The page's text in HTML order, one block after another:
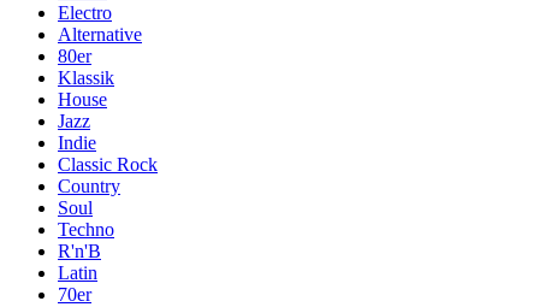
Electro
Alternative
80er
Klassik
House
Jazz
Indie
Classic Rock
Country
Soul
Techno
R'n'B
Latin
70er